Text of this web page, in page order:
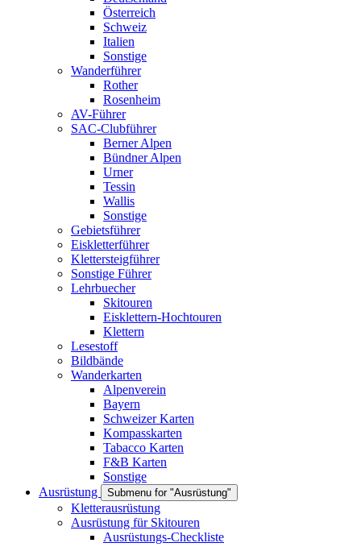
Österreich
Schweiz
Italien
Sonstige
Wanderführer
Rother
Rosenheim
AV-Führer
SAC-Clubführer
Berner Alpen
Bündner Alpen
Urner
Tessin
Wallis
Sonstige
Gebietsführer
Eiskletterführer
Klettersteigführer
Sonstige Führer
Lehrbuecher
Skitouren
Eisklettern-Hochtouren
Klettern
Lesestoff
Bildbände
Wanderkarten
Alpenverein
Bayern
Schweizer Karten
Kompasskarten
Tabacco Karten
F&B Karten
Sonstige
Ausrüstung
Submenu for "Ausrüstung"
Kletterausrüstung
Ausrüstung für Skitouren
Ausrüstungs-Checkliste